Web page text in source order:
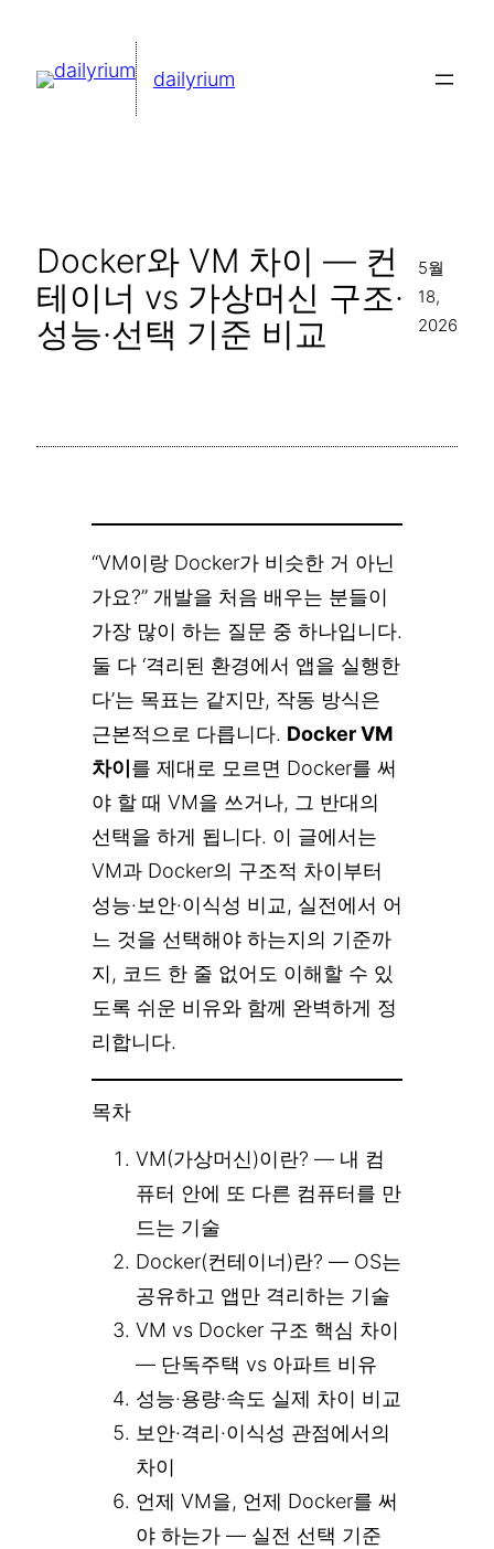
dailyrium
Docker와 VM 차이 — 컨
테이너 vs 가상머신 구조·
성능·선택 기준 비교
5월
18,
2026
“VM이랑 Docker가 비슷한 거 아닌
가요?” 개발을 처음 배우는 분들이
가장 많이 하는 질문 중 하나입니다.
둘 다 ‘격리된 환경에서 앱을 실행한
다’는 목표는 같지만, 작동 방식은
근본적으로 다릅니다. Docker VM
차이를 제대로 모르면 Docker를 써
야 할 때 VM을 쓰거나, 그 반대의
선택을 하게 됩니다. 이 글에서는
VM과 Docker의 구조적 차이부터
성능·보안·이식성 비교, 실전에서 어
느 것을 선택해야 하는지의 기준까
지, 코드 한 줄 없어도 이해할 수 있
도록 쉬운 비유와 함께 완벽하게 정
리합니다.
목차
VM(가상머신)이란? — 내 컴
퓨터 안에 또 다른 컴퓨터를 만
드는 기술
Docker(컨테이너)란? — OS는
공유하고 앱만 격리하는 기술
VM vs Docker 구조 핵심 차이
— 단독주택 vs 아파트 비유
성능·용량·속도 실제 차이 비교
보안·격리·이식성 관점에서의
차이
언제 VM을, 언제 Docker를 써
야 하는가 — 실전 선택 기준